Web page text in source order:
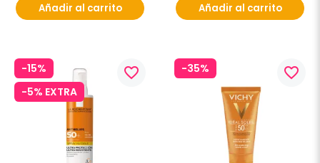
Añadir al carrito Añadir al carrito
-15%
-5% EXTRA
favorite_border -35% favorite_border